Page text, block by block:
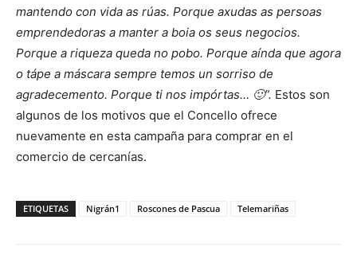
mantendo con vida as rúas. Porque axudas as persoas
emprendedoras a manter a boia os seus negocios.
Porque a riqueza queda no pobo. Porque aínda que agora
o tápe a máscara sempre temos un sorriso de
agradecemento. Porque ti nos impórtas… 🙂”. Estos son
algunos de los motivos que el Concello ofrece
nuevamente en esta campaña para comprar en el
comercio de cercanías.
ETIQUETAS Nigrán1 Roscones de Pascua Telemariñas